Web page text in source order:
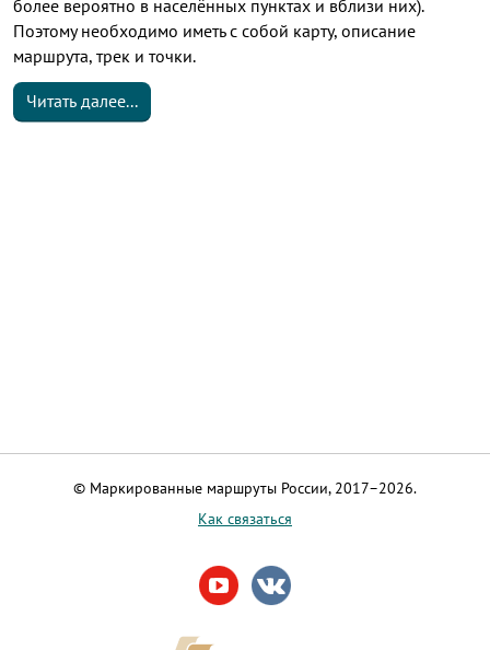
более вероятно в населённых пунктах и вблизи них).
Поэтому необходимо иметь с собой карту, описание
маршрута, трек и точки.
Читать далее...
© Маркированные маршруты России, 2017–2026.
Как связаться